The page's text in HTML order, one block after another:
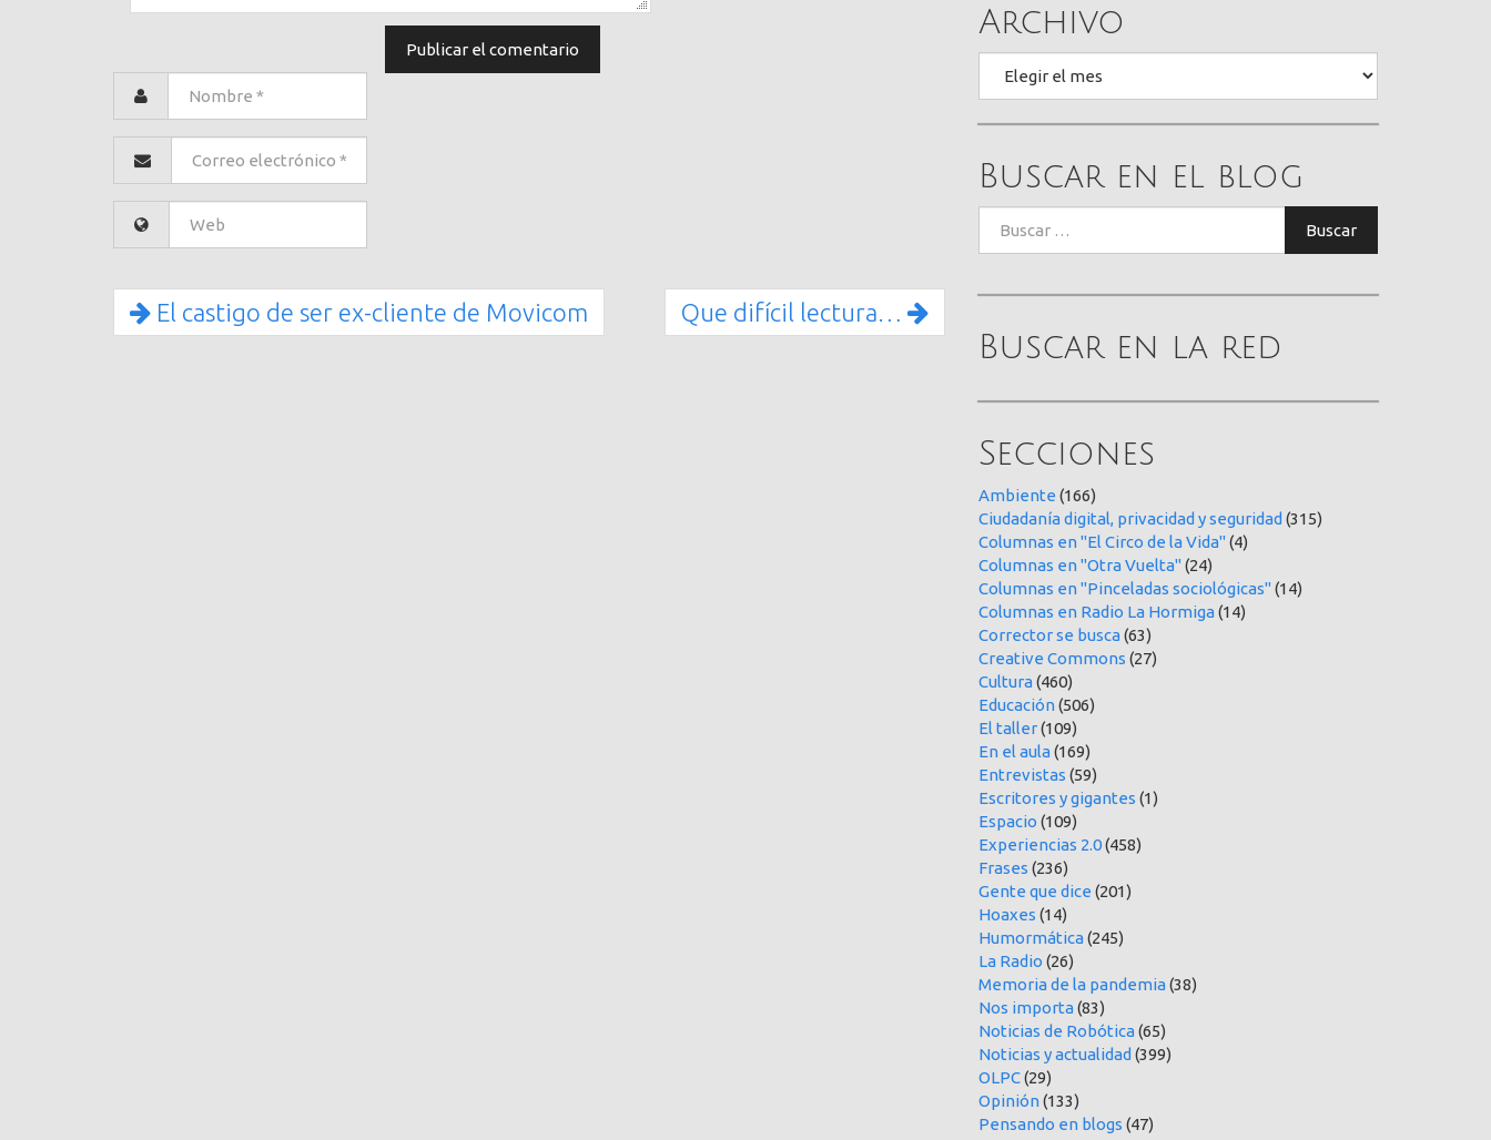
Que difícil lectura…
El castigo de ser ex-cliente de Movicom
Archivo
Buscar en el blog
Buscar
Buscar en la red
Secciones
Ambiente (166)
Ciudadanía digital, privacidad y seguridad (315)
Columnas en "El Circo de la Vida"(4)
Columnas en "Otra Vuelta"(24)
Columnas en "Pinceladas sociológicas"(14)
Columnas en Radio La Hormiga(14)
Corrector se busca(63)
Creative Commons (27)
Cultura(460)
Educación(506)
El taller(109)
En el aula(169)
Entrevistas (59)
Escritores y gigantes (1)
Espacio (109)
Experiencias 2.0(458)
Frases (236)
Gente que dice (201)
Hoaxes (14)
Humormática(245)
La Radio (26)
Memoria de la pandemia(38)
Nos importa(83)
Noticias de Robótica(65)
Noticias y actualidad (399)
OLPC(29)
Opinión(133)
Pensando en blogs (47)